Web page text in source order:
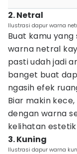
2. Netral
Ilustrasi dapur warna
Buat kamu
warna netral
pasti udah jadi
banget buat
ngasih efek
Biar makin
dengan warna
kelihatan
3. Kuning
Ilustrasi dapur warna